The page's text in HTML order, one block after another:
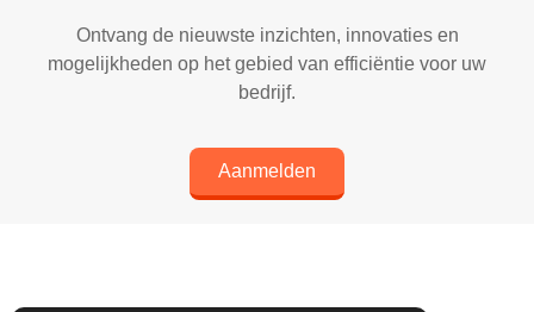
Ontvang de nieuwste inzichten, innovaties en
mogelijkheden op het gebied van efficiëntie voor uw
bedrijf.
Aanmelden